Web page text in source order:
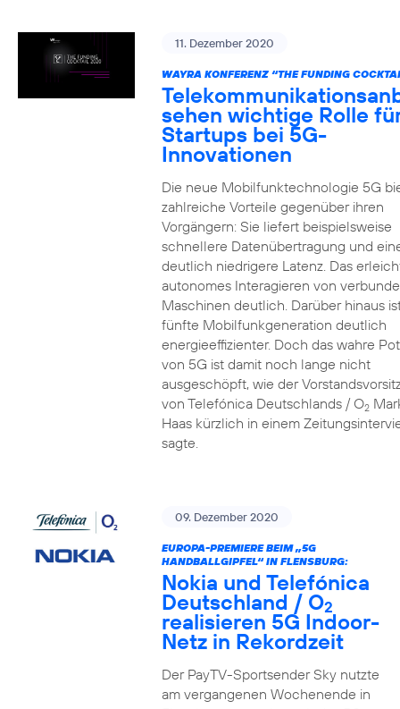
11. Dezember 2020
WAYRA KONFERENZ “THE FUNDING
sehen wichtige Rolle
Startups bei 5G-
Innovationen
Die neue Mobilfunktechnologie 5G
zahlreiche Vorteile gegenüber ihren
Vorgängern: Sie liefert beispielsweise
schnellere Datenübertragung und
deutlich niedrigere Latenz. Das
autonomes Interagieren von
Maschinen deutlich. Darüber hinaus
fünfte Mobilfunkgeneration deutlich
energieeffizienter. Doch das wahre
von 5G ist damit noch lange nicht
ausgeschöpft, wie der
von Telefónica Deutschlands / O2
Haas kürzlich in einem
sagte.
09. Dezember 2020
EUROPA-PREMIERE BEIM „5G
HANDBALLGIPFEL“ IN FLENSBURG:
Nokia und Telefónica
Deutschland / O2
realisieren 5G Indoor-
Netz in Rekordzeit
Der PayTV-Sportsender Sky nutzte
am vergangenen Wochenende in